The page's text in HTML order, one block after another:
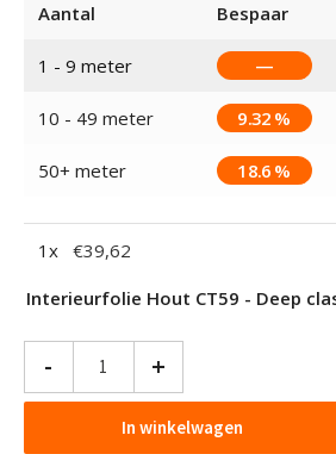
Aantal Bespaar
1 - 9 meter —
10 - 49 meter 9.32 %
50+ meter 18.6 %
1 x €39,62
Interieurfolie Hout CT59 - Deep
-
CT59
+
In winkelwagen